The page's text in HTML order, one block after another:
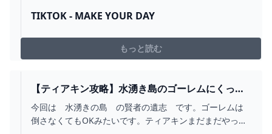
TIKTOK - MAKE YOUR DAY
もっと読む
【ティアキン攻略】水湧き島のゴーレムにくっつ
いている「賢者の遺志」。【ゼルダの伝説 ティア
ーズ オブ ザ キングダム】 - YOUTUBE
今回は 水湧きの島 の賢者の遺志 です。ゴーレムは
倒さなくてもOKみたいです。ティアキンまだまだやって